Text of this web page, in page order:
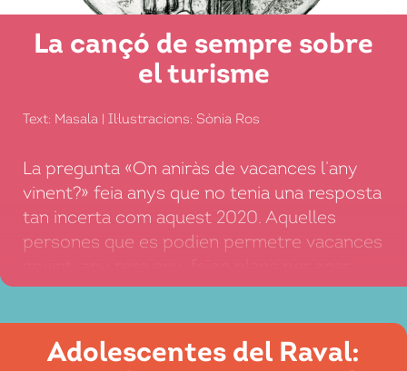
La cançó de sempre sobre
el turisme
Text: Masala | Il·lustracions: Sònia Ros
La pregunta «On aniràs de vacances l’any
vinent?» feia anys que no tenia una resposta
tan incerta com aquest 2020. Aquelles
persones que es podien permetre vacances
més lluny. Més de 1.400 milions d’éssers
setmanes, dies o només hores en […]
Adolescentes del Raval: